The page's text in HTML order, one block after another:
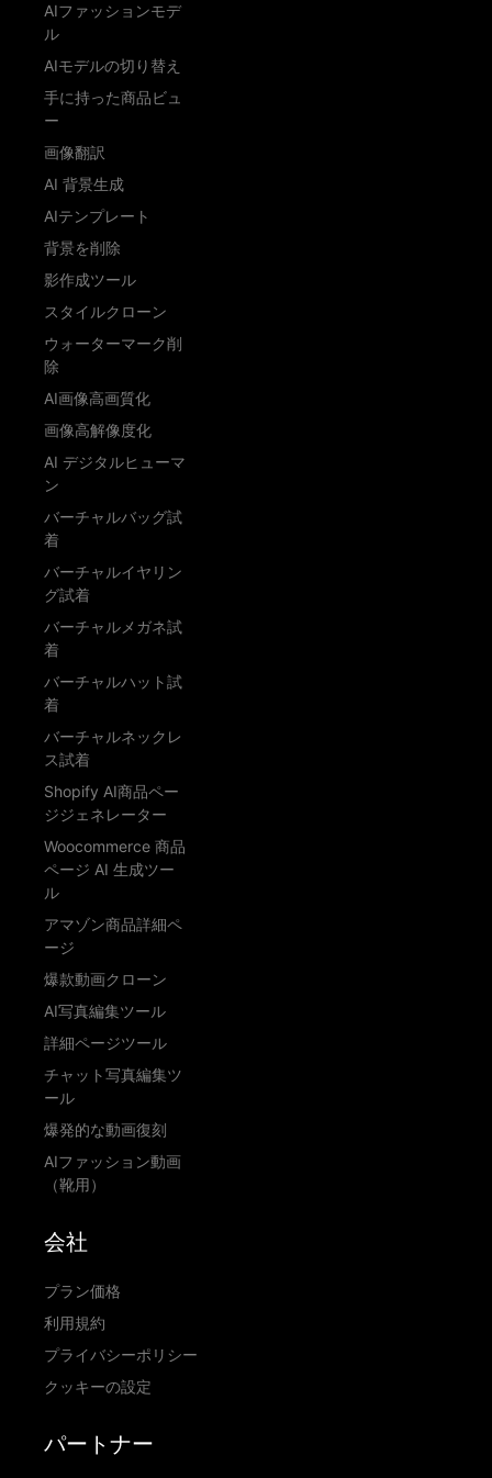
AIファッションモデ
ル
AIモデルの切り替え
手に持った商品ビュ
ー
画像翻訳
AI 背景生成
AIテンプレート
背景を削除
影作成ツール
スタイルクローン
ウォーターマーク削
除
AI画像高画質化
画像高解像度化
AI デジタルヒューマ
ン
バーチャルバッグ試
着
バーチャルイヤリン
グ試着
バーチャルメガネ試
着
バーチャルハット試
着
バーチャルネックレ
ス試着
Shopify AI商品ペー
ジジェネレーター
Woocommerce 商品
ページ AI 生成ツー
ル
アマゾン商品詳細ペ
ージ
爆款動画クローン
AI写真編集ツール
詳細ページツール
チャット写真編集ツ
ール
爆発的な動画復刻
AIファッション動画
（靴用）
会社
プラン価格
利用規約
プライバシーポリシー
クッキーの設定
パートナー